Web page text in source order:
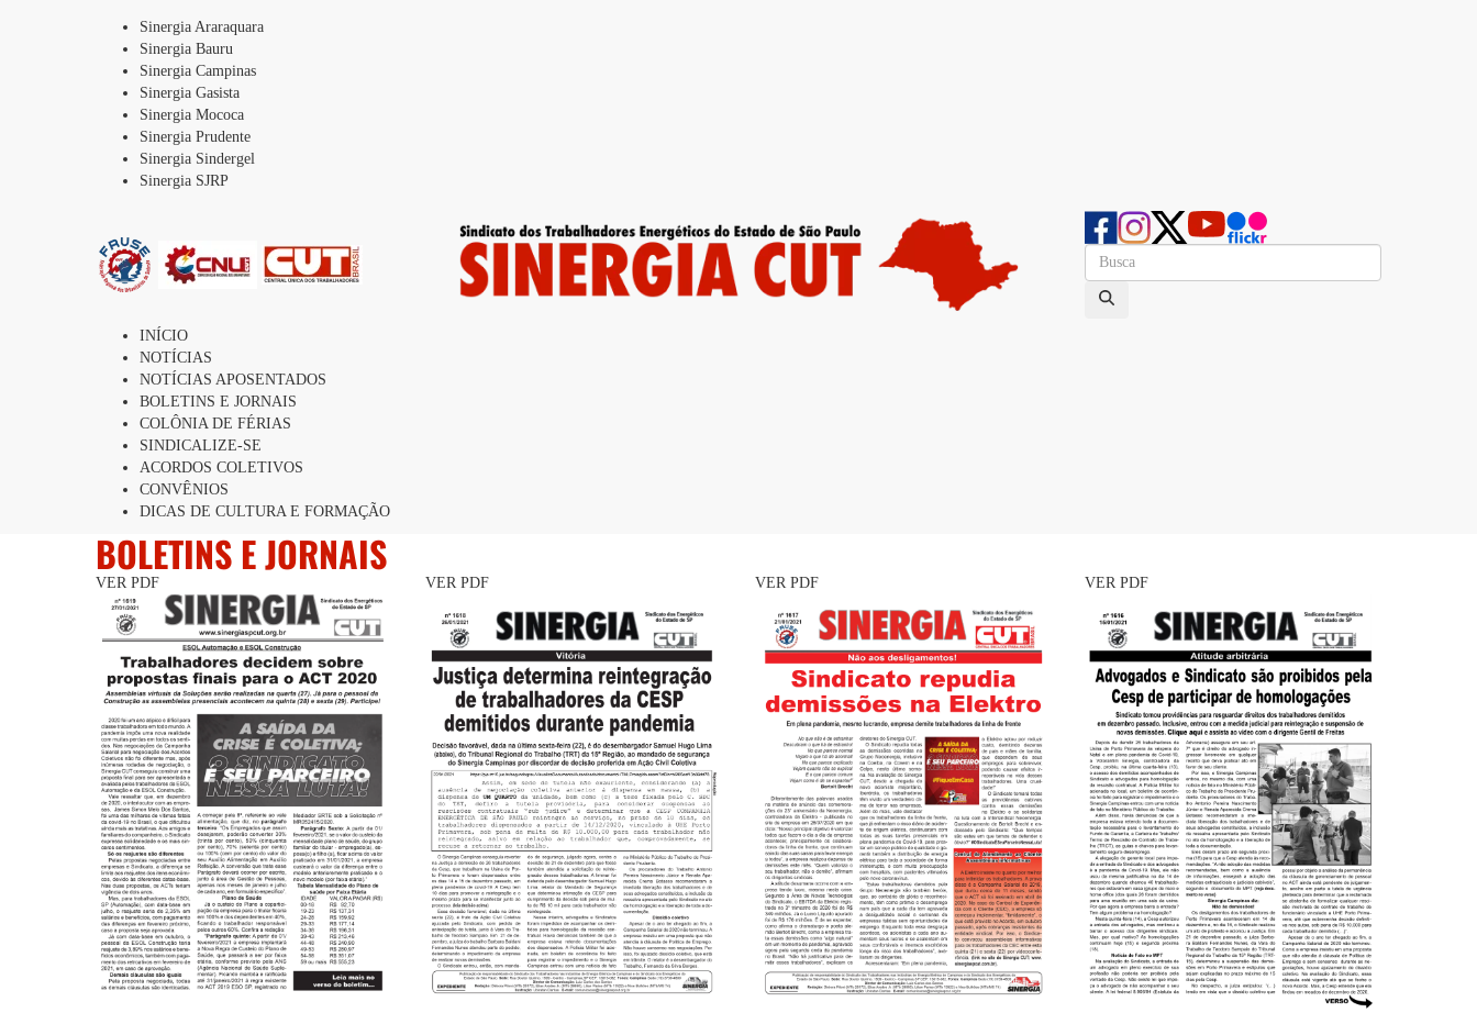
Sinergia Araraquara
Sinergia Bauru
Sinergia Campinas
Sinergia Gasista
Sinergia Mococa
Sinergia Prudente
Sinergia Sindergel
Sinergia SJRP
INÍCIO
NOTÍCIAS
NOTÍCIAS APOSENTADOS
BOLETINS E JORNAIS
COLÔNIA DE FÉRIAS
SINDICALIZE-SE
ACORDOS COLETIVOS
CONVÊNIOS
DICAS DE CULTURA E FORMAÇÃO
BOLETINS E JORNAIS
VER PDF VER PDF VER PDF VER PDF